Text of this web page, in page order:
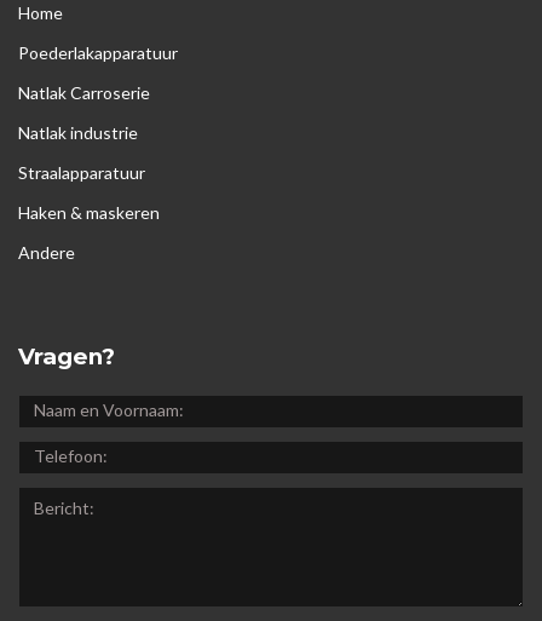
Home
Poederlakapparatuur
Natlak Carroserie
Natlak industrie
Straalapparatuur
Haken & maskeren
Andere
Vragen?
NAAM
EN
VOORNAAM:
TELEFOON:
BERICHT: